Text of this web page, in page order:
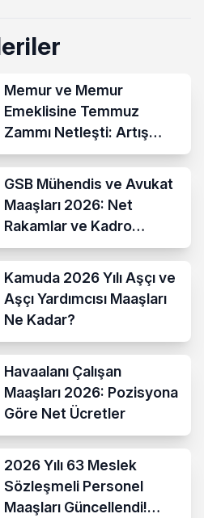
Memur ve Memur
Emeklisine Temmuz
Zammı Netleşti: Artış
Yüzde 13,52 Oldu
GSB Mühendis ve Avukat
Maaşları 2026: Net
Rakamlar ve Kadro
Karşılaştırması
Kamuda 2026 Yılı Aşçı ve
Aşçı Yardımcısı Maaşları
Ne Kadar?
Havaalanı Çalışan
Maaşları 2026: Pozisyona
Göre Net Ücretler
2026 Yılı 63 Meslek
Sözleşmeli Personel
Maaşları Güncellendi!